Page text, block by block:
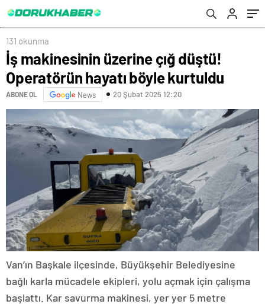
131 okunma
İş makinesinin üzerine çığ düştü!
Operatörün hayatı böyle kurtuldu
ABONE OL News 20 Şubat 2025 12:20
Van’ın Başkale ilçesinde, Büyükşehir Belediyesine
bağlı karla mücadele ekipleri, yolu açmak için çalışma
başlattı. Kar savurma makinesi, yer yer 5 metre